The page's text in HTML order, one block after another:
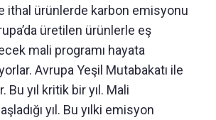
ithal ürünlerde karbon emisyonu
üretilen ürünlerle eş
mali programı hayata
Avrupa Yeşil Mutabakatı ile
Bu yıl kritik bir yıl. Mali
yıl. Bu yılki emisyon